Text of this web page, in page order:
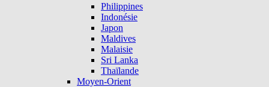
Philippines
Indonésie
Japon
Maldives
Malaisie
Sri Lanka
Thaïlande
Moyen-Orient